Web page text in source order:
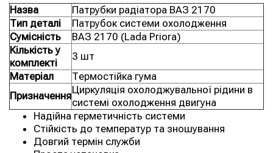
Назва
Патрубки радіатора ВАЗ 2170
Тип деталі
Патрубок системи охолодження
Сумісність
ВАЗ 2170 (Lada Priora)
Кількість у
комплекті
3 шт
Матеріал
Термостійка гума
ПризначенняЦиркуляція охолоджувальної рідини в
системі охолодження двигуна
Надійна герметичність системи
Стійкість до температур та зношування
Довгий термін служби